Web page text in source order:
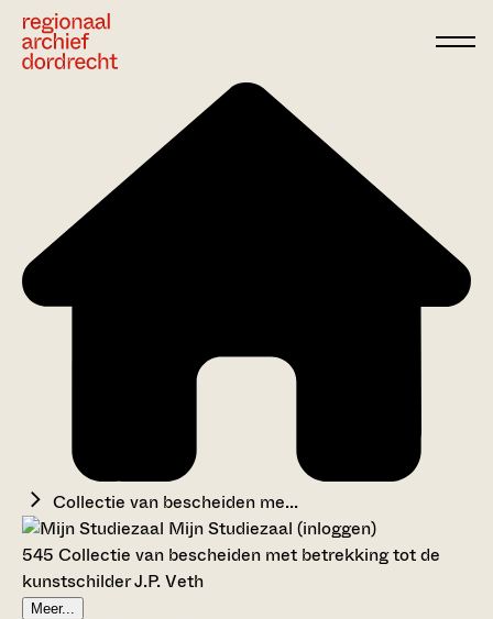
Collectie van bescheiden me...
Mijn Studiezaal (inloggen)
545 Collectie van bescheiden met betrekking tot de
kunstschilder J.P. Veth
Meer...